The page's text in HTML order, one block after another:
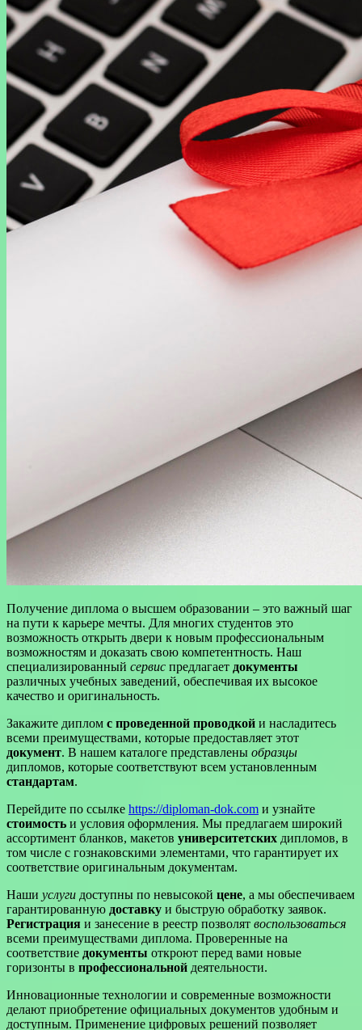
Получение диплома о высшем образовании – это важный шаг
на пути к карьере мечты. Для многих студентов это
возможность открыть двери к новым профессиональным
возможностям и доказать свою компетентность. Наш
специализированный сервис предлагает документы
различных учебных заведений, обеспечивая их высокое
качество и оригинальность.
Закажите диплом с проведенной проводкой и насладитесь
всеми преимуществами, которые предоставляет этот
документ. В нашем каталоге представлены образцы
дипломов, которые соответствуют всем установленным
стандартам.
Перейдите по ссылке https://diploman-dok.com и узнайте
стоимость и условия оформления. Мы предлагаем широкий
ассортимент бланков, макетов университетских дипломов, в
том числе с гознаковскими элементами, что гарантирует их
соответствие оригинальным документам.
Наши услуги доступны по невысокой цене, а мы обеспечиваем
гарантированную доставку и быструю обработку заявок.
Регистрация и занесение в реестр позволят воспользоваться
всеми преимуществами диплома. Проверенные на
соответствие документы откроют перед вами новые
горизонты в профессиональной деятельности.
Инновационные технологии и современные возможности
делают приобретение официальных документов удобным и
доступным. Применение цифровых решений позволяет